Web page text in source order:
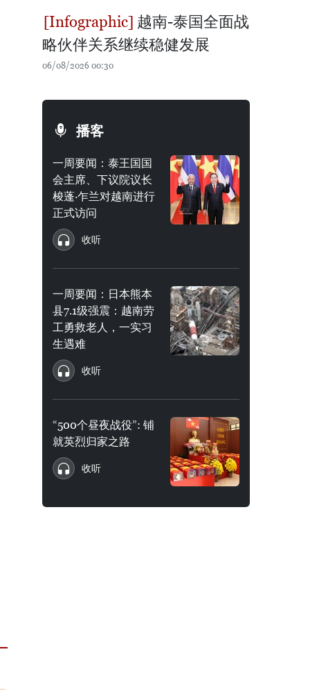
越南-泰国全面战
略伙伴关系继续稳健发展
06/08/2026 00:30
播客
一周要闻：泰王国国
会主席、下议院议长
梭蓬·乍兰对越南进行
正式访问
收听
一周要闻：日本熊本
县7.1级强震：越南劳
工勇救老人，一实习
生遇难
收听
“500个昼夜战役”: 铺
就英烈归家之路
收听